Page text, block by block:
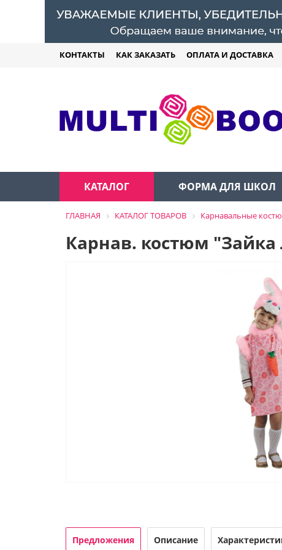
КОНТАКТЫ КАК ЗАКАЗАТЬ ОПЛАТА И ДОСТАВКА
КАТАЛОГ ФОРМА ДЛЯ ШКОЛ
ГЛАВНАЯ КАТАЛОГ ТОВАРОВ Карнавальные
Карнав. костюм "Зайка
Предложения Описание